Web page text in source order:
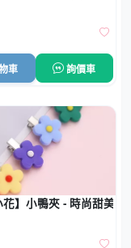
車 詢價車
花】小鴨夾 - 時尚甜美裝